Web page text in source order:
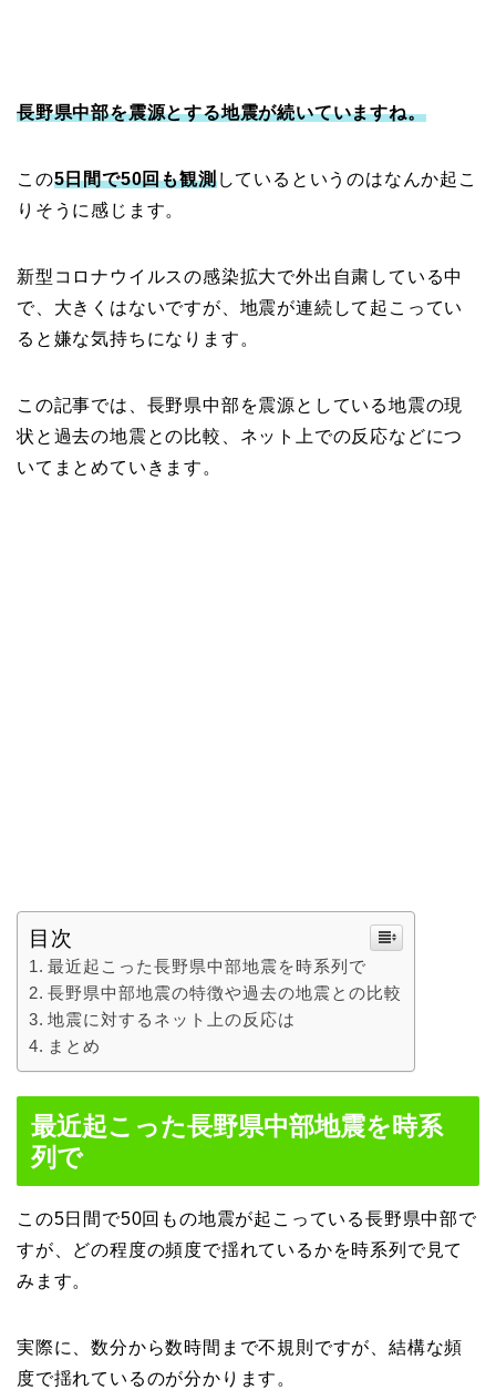
長野県中部を震源とする地震が続いていますね。
この5日間で50回も観測しているというのはなんか起こ
りそうに感じます。
新型コロナウイルスの感染拡大で外出自粛している中
で、大きくはないですが、地震が連続して起こってい
ると嫌な気持ちになります。
この記事では、長野県中部を震源としている地震の現
状と過去の地震との比較、ネット上での反応などにつ
いてまとめていきます。
目次
最近起こった長野県中部地震を時系列で
長野県中部地震の特徴や過去の地震との比較
地震に対するネット上の反応は
まとめ
最近起こった長野県中部地震を時系
列で
この5日間で50回もの地震が起こっている長野県中部で
すが、どの程度の頻度で揺れているかを時系列で見て
みます。
実際に、数分から数時間まで不規則ですが、結構な頻
度で揺れているのが分かります。